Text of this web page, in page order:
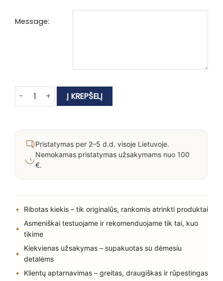
Message:
produkto kiekis: Dovanų kuponas
Į KREPŠELĮ
Pristatymas per 2–5 d.d. visoje Lietuvoje.
Nemokamas pristatymas užsakymams nuo 100
€.
Ribotas kiekis – tik originalūs, rankomis atrinkti produktai
Asmeniškai testuojame ir rekomenduojame tik tai, kuo
tikime
Kiekvienas užsakymas – supakuotas su dėmesiu
detalėms
Klientų aptarnavimas – greitas, draugiškas ir rūpestingas